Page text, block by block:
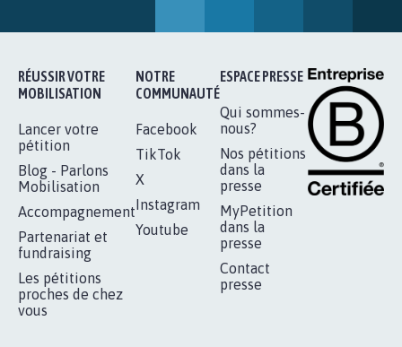
Je signe
RÉUSSIR VOTRE
MOBILISATION
Lancer votre
pétition
ESPACE PRESSE
Qui sommes-
nous?